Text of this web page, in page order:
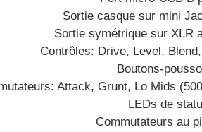
Sortie casque sur mini
Sortie symétrique sur XLR
Contrôles: Drive, Level,
Boutons-
Attack, Grunt, Lo Mids
LEDs de
Commutateurs au